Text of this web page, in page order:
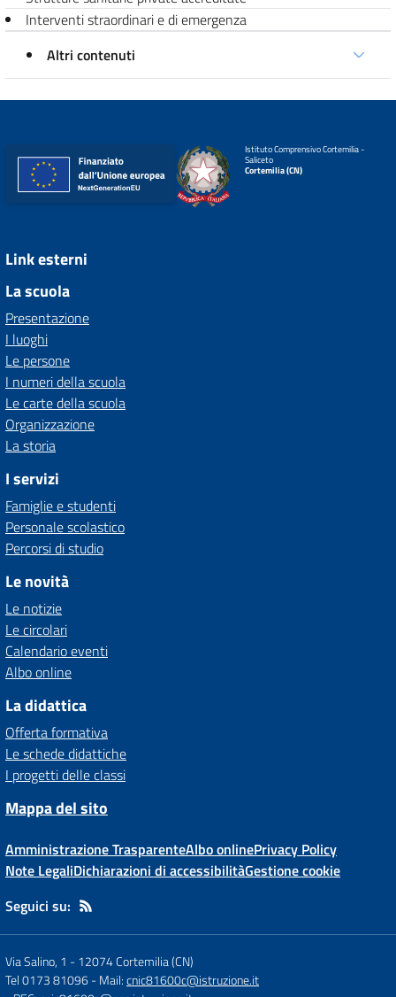
Interventi straordinari e di emergenza
Altri contenuti
Istituto Comprensivo Cortemilia -
Saliceto
Cortemilia (CN)
Link esterni
La scuola
Presentazione
I luoghi
Le persone
I numeri della scuola
Le carte della scuola
Organizzazione
La storia
I servizi
Famiglie e studenti
Personale scolastico
Percorsi di studio
Le novità
Le notizie
Le circolari
Calendario eventi
Albo online
La didattica
Offerta formativa
Le schede didattiche
I progetti delle classi
Mappa del sito
Amministrazione TrasparenteAlbo onlinePrivacy Policy
Note LegaliDichiarazioni di accessibilitàGestione cookie
Seguici su:
Via Salino, 1 -12074 Cortemilia (CN)
Tel 0173 81096- Mail:cnic81600c@istruzione.it